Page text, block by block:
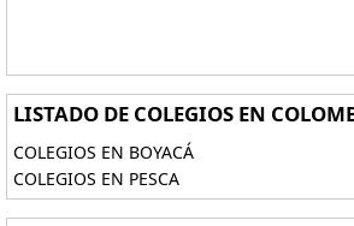
LISTADO DE COLEGIOS EN
COLEGIOS EN BOYACÁ
COLEGIOS EN PESCA